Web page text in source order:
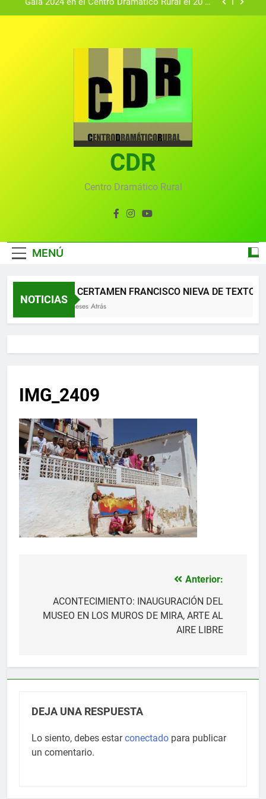
Gala 2024 en el Centro Dramático Rural el 20 de
convocado por el Centro Dramático Rural de Mira
(Cuenca)
Gala anual virtual del Centro Dramático Rural de
Gala del Centro Dramático Rural 2025
Gala 2024 en el Centro Dramático Rural el 20 de
Textos seleccionados en el VI Certamen
Francisco Nieva de piezas breves teatrales
convocado por el Centro Dramático Rural de Mira
Gala anual virtual del Centro Dramático Rural de
CDR
Centro Dramático Rural
MENÚ
NOTICIAS
XII CERTAMEN FRANCISCO NIEVA DE TEXTOS
2 Meses Atrás
IMG_2409
Anterior:
ACONTECIMIENTO: INAUGURACIÓN DEL
MUSEO EN LOS MUROS DE MIRA, ARTE AL
AIRE LIBRE
DEJA UNA RESPUESTA
Lo siento, debes estarconectado para publicar
un comentario.